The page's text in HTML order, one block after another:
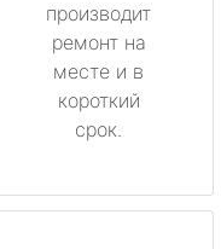
производит
ремонт на
месте и в
короткий
срок.